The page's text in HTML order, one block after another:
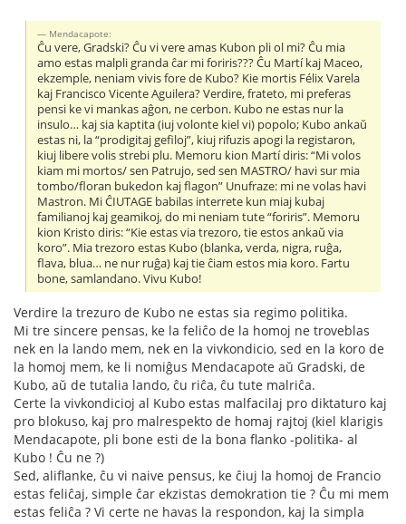
Mendacapote:
Ĉu vere, Gradski? Ĉu vi vere amas Kubon pli ol mi? Ĉu mia
amo estas malpli granda ĉar mi foriris??? Ĉu Martí kaj Maceo,
ekzemple, neniam vivis fore de Kubo? Kie mortis Félix Varela
kaj Francisco Vicente Aguilera? Verdire, frateto, mi preferas
pensi ke vi mankas aĝon, ne cerbon. Kubo ne estas nur la
insulo… kaj sia kaptita (iuj volonte kiel vi) popolo; Kubo ankaŭ
estas ni, la “prodigitaj gefiloj”, kiuj rifuzis apogi la registaron,
kiuj libere volis strebi plu. Memoru kion Martí diris: “Mi volos
kiam mi mortos/ sen Patrujo, sed sen MASTRO/ havi sur mia
tombo/floran bukedon kaj flagon” Unufraze: mi ne volas havi
Mastron. Mi ĈIUTAGE babilas interrete kun miaj kubaj
familianoj kaj geamikoj, do mi neniam tute “foriris”. Memoru
kion Kristo diris: “Kie estas via trezoro, tie estos ankaŭ via
koro”. Mia trezoro estas Kubo (blanka, verda, nigra, ruĝa,
flava, blua… ne nur ruĝa) kaj tie ĉiam estos mia koro. Fartu
bone, samlandano. Vivu Kubo!
Verdire la trezuro de Kubo ne estas sia regimo politika.
Mi tre sincere pensas, ke la feliĉo de la homoj ne troveblas
nek en la lando mem, nek en la vivkondicio, sed en la koro de
la homoj mem, ke li nomiĝus Mendacapote aŭ Gradski, de
Kubo, aŭ de tutalia lando, ĉu riĉa, ĉu tute malriĉa.
Certe la vivkondicioj al Kubo estas malfacilaj pro diktaturo kaj
pro blokuso, kaj pro malrespekto de homaj rajtoj (kiel klarigis
Mendacapote, pli bone esti de la bona flanko -politika- al
Kubo ! Ĉu ne ?)
Sed, aliflanke, ĉu vi naive pensus, ke ĉiuj la homoj de Francio
estas feliĉaj, simple ĉar ekzistas demokration tie ? Ĉu mi mem
estas feliĉa ? Vi certe ne havas la respondon, kaj la simpla